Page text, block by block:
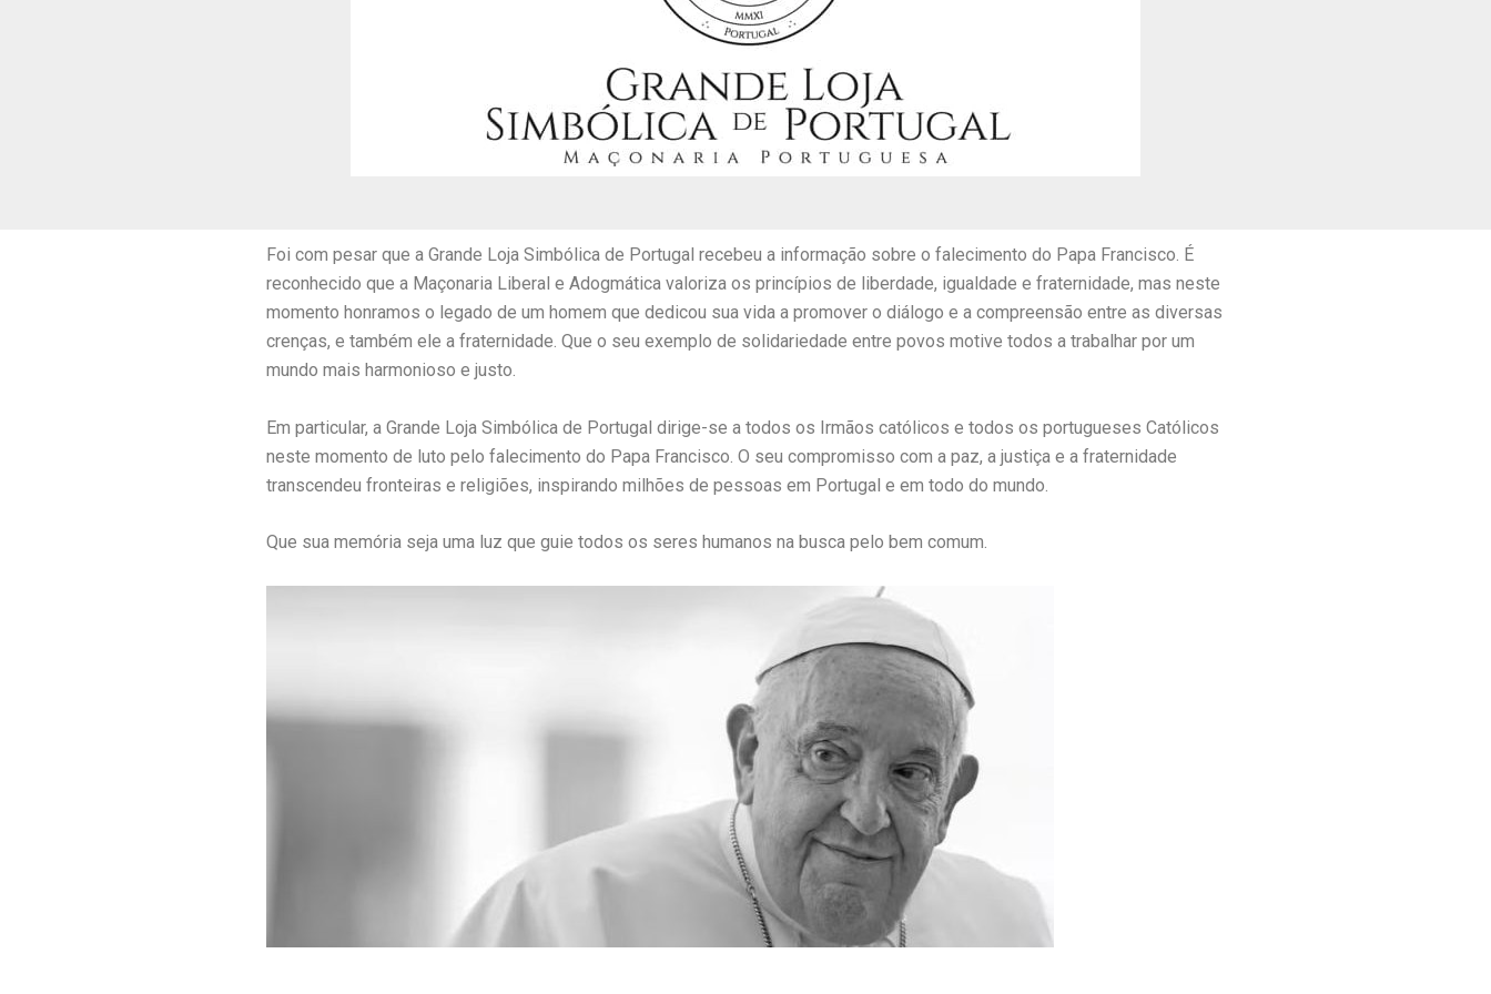
Foi com pesar que a Grande Loja Simbólica de Portugal recebeu a informação sobre o falecimento do Papa Francisco. É
reconhecido que a Maçonaria Liberal e Adogmática valoriza os princípios de liberdade, igualdade e fraternidade, mas neste
momento honramos o legado de um homem que dedicou sua vida a promover o diálogo e a compreensão entre as diversas
crenças, e também ele a fraternidade. Que o seu exemplo de solidariedade entre povos motive todos a trabalhar por um
mundo mais harmonioso e justo.
Em particular, a Grande Loja Simbólica de Portugal dirige-se a todos os Irmãos católicos e todos os portugueses Católicos
neste momento de luto pelo falecimento do Papa Francisco. O seu compromisso com a paz, a justiça e a fraternidade
transcendeu fronteiras e religiões, inspirando milhões de pessoas em Portugal e em todo do mundo.
Que sua memória seja uma luz que guie todos os seres humanos na busca pelo bem comum.